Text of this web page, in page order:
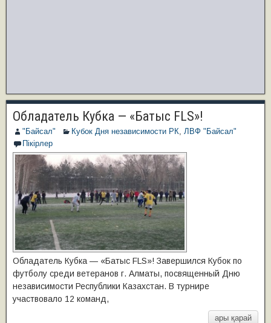
Обладатель Кубка — «Батыс FLS»!
"Байсал" Кубок Дня независимости РК, ЛВФ "Байсал"
Пікірлер
Обладатель Кубка — «Батыс FLS»! Завершился Кубок по
футболу среди ветеранов г. Алматы, посвященный Дню
независимости Республики Казахстан. В турнире
участвовало 12 команд,
ары қарай